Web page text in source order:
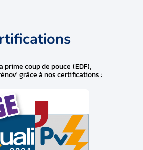
prime coup de pouce (EDF),
grâce à nos certifications :